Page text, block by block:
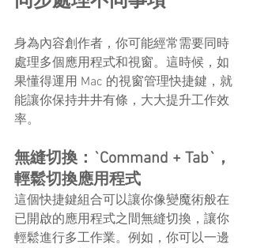
身為內容創作者，你可能經常需要同時
處理多個應用程式和視窗。這時候，如
果懂得運用 Mac 的視窗管理快捷鍵，就
能讓你保持井井有條，大大提升工作效
率。
無縫切換：`Command + Tab`，
輕鬆切換應用程式
這個快捷鍵組合可以讓你像變魔術般在
已開啟的應用程式之間無縫切換，讓你
輕鬆進行多工作業。例如，你可以一邊